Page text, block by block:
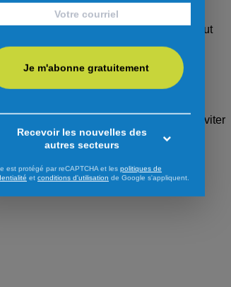
visibilité, d’attirer des coureurs de haut
On leur offre un circuit pour venir
sécurité, des ambulanciers. On veut éviter
ou les autres en danger. »
Je m'abonne gratuitement
Recevoir les nouvelles des
autres secteurs
est protégé par reCAPTCHA et les politiques de
et conditions d'utilisation de Google s'appliquent.